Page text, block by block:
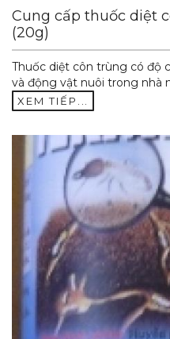
Cung cấp thuốc diệt
(20g)
Thuốc diệt côn trùng có độ
và động vật nuôi trong nhà
XEM TIẾP...